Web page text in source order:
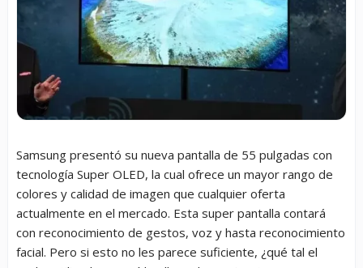
Samsung presentó su nueva pantalla de 55 pulgadas con
tecnología Super OLED, la cual ofrece un mayor rango de
colores y calidad de imagen que cualquier oferta
actualmente en el mercado. Esta super pantalla contará
con reconocimiento de gestos, voz y hasta reconocimiento
facial. Pero si esto no les parece suficiente, ¿qué tal el